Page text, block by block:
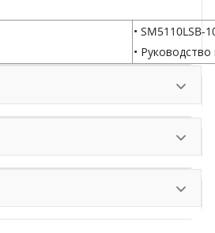
• SM5110LSB-
•